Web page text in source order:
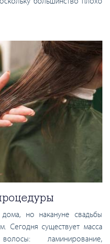
но накануне свадьбы
Сегодня существует масса
ламинирование,